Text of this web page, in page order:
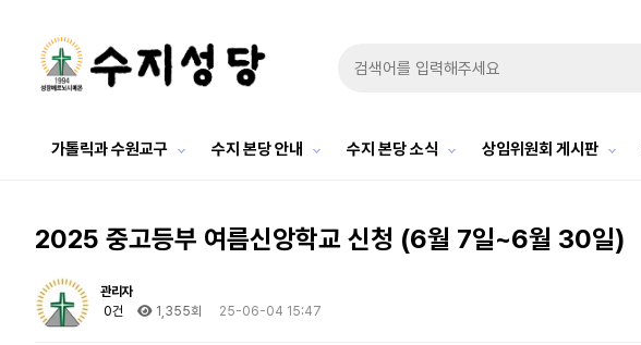
가톨릭과 수원교구 수지 본당 안내 수지 본당 소식 상임위원회 게시판
2025 중고등부 여름신앙학교 신청 (6월 7일~6월 30일)
관리자
0건
1,355회 25-06-04 15:47